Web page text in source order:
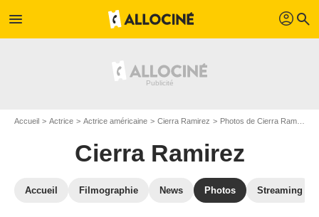
menu profil search
Accueil Actrice Actrice américaine Cierra Ramirez Photos de Cierra Ramirez
Cierra Ramirez
Accueil Filmographie News Photos Streaming